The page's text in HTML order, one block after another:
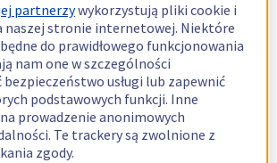
partnerzywykorzystują pliki cookie i
naszej stronie internetowej. Niektóre
do prawidłowego funkcjonowania
nam one w szczególności
usługi lub zapewnić
podstawowych funkcji. Inne
prowadzenie anonimowych
Te trackery są zwolnione z
zgody.